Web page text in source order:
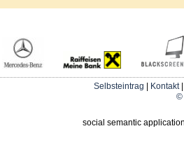
Selbsteintrag Kontakt
©
social semantic